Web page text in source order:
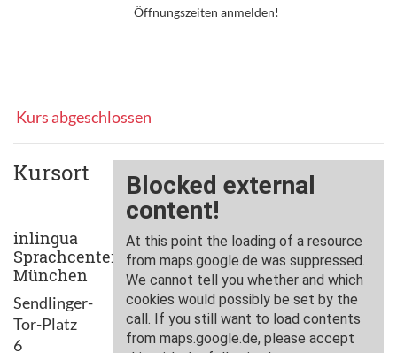
Öffnungszeiten anmelden!
Kurs abgeschlossen
Kursort
inlingua
Sprachcenter
München
Sendlinger-
Tor-Platz
6